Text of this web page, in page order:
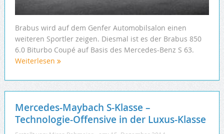
Brabus wird auf dem Genfer Automobilsalon einen
weiteren Sportler zeigen. Diesmal ist es der Brabus 850
6.0 Biturbo Coupé auf Basis des Mercedes-Benz S 63.
Weiterlesen
Mercedes-Maybach S-Klasse –
Technologie-Offensive in der Luxus-Klasse